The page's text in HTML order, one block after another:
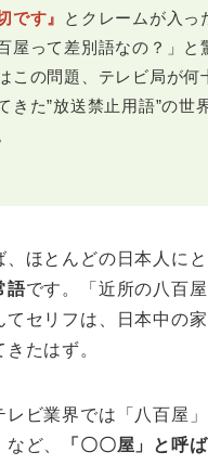
です』
とクレームが入
屋って差別語なの？」と
この問題、テレビ局が何
きた”放送禁止用語”の世
、ほとんどの日本人にと
語です。「近所の八百
てセリフは、日本中の
たはず。
レビ業界では「八百屋
ど、
「〇〇屋」と呼